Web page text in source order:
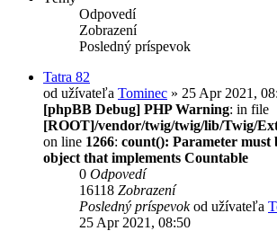
Odpovedí
Zobrazení
Posledný príspevok
Tatra 82
od užívateľa Tominec » 25 Apr 2021,
[phpBB Debug] PHP Warning: in file
[ROOT]/vendor/twig/twig/lib/Twig/
on line 1266: count(): Parameter must
object that implements Countable
0 Odpovedí
16118 Zobrazení
Posledný príspevokod užívateľa
25 Apr 2021, 08:50